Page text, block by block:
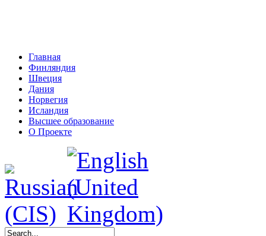
Главная
Финляндия
Швеция
Дания
Норвегия
Исландия
Высшее образование
О Проекте